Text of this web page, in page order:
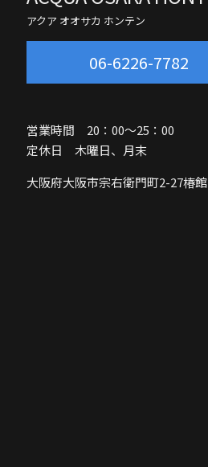
アクア オオサカ ホンテン
06-6226-7782
営業時間 20：00～25：00
定休日 木曜日、月末
大阪府大阪市宗右衛門町2-27椿